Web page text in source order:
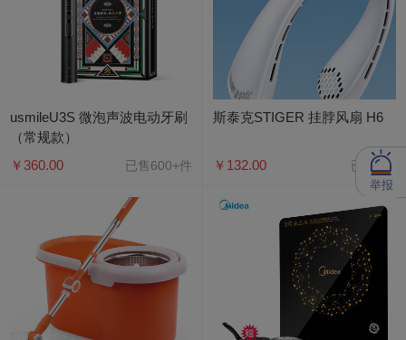
举报
usmileU3S 微泡声波电动牙刷
（常规款）
￥360.00
已售600+件
斯泰克STIGER 挂脖风扇 H6
￥132.00 已售0件